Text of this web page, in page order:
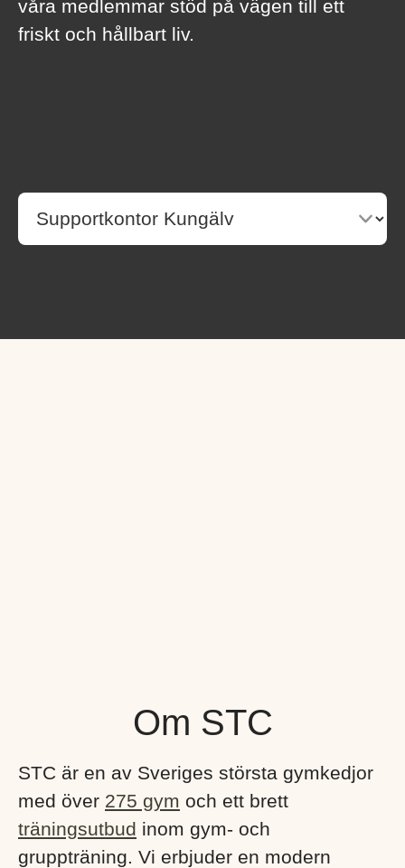
våra medlemmar stöd på vägen till ett
friskt och hållbart liv.
Om STC
STC är en av Sveriges största gymkedjor
med över 275 gym och ett brett
träningsutbud inom gym- och
gruppträning. Vi erbjuder en modern